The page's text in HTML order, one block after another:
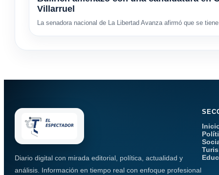
Villarruel
La senadora nacional de La Libertad Avanza afirmó que se
Diario digital con mirada editorial, política, actualidad y
análisis. Información en tiempo real con enfoque profesional